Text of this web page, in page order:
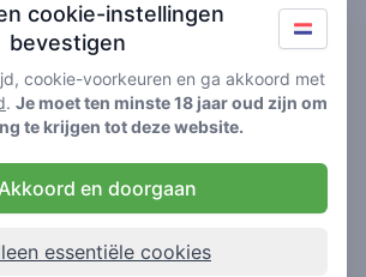
🍃 Smoker
🌱 Roller
🥦 Stoner
cookie-instellingen
bevestigen
cookie-voorkeuren en ga akkoord met
. Je moet ten minste 18 jaar oud zijn om
te krijgen tot deze website.
en doorgaan
essentiële cookies